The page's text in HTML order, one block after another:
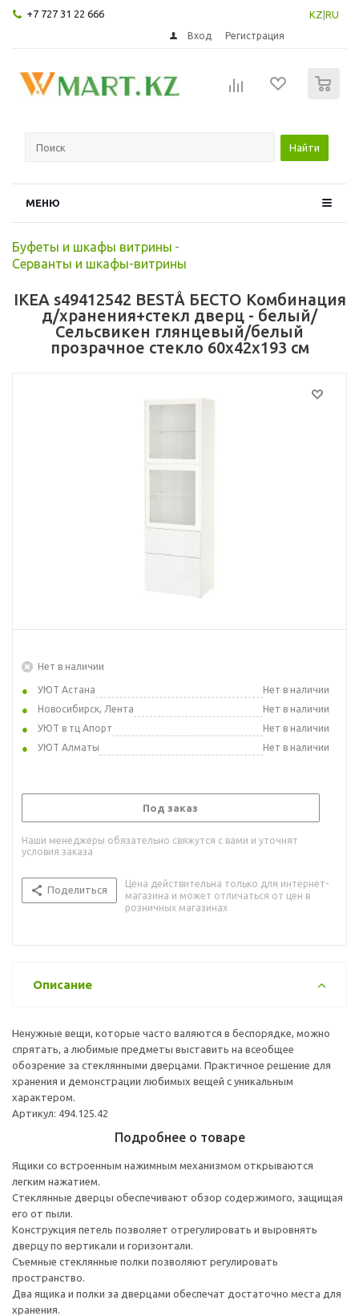
+7 727 31 22 666 KZ RU
Вход Регистрация
Найти
МЕНЮ
Буфеты и шкафы витрины -
Серванты и шкафы-витрины
IKEA s49412542 BESTÅ БЕСТО Комбинация
д/хранения+стекл дверц - белый/
Сельсвикен глянцевый/белый
прозрачное стекло 60x42x193 см
Нет в наличии
УЮТ Астана
Нет в наличии
Новосибирск, Лента
Нет в наличии
УЮТ в тц Апорт
Нет в наличии
УЮТ Алматы
Нет в наличии
Под заказ
Наши менеджеры обязательно свяжутся с вами и уточнят
условия заказа
Поделиться
Цена действительна только для интернет-
магазина и может отличаться от цен в
розничных магазинах
Описание
Ненужные вещи, которые часто валяются в беспорядке, можно
спрятать, а любимые предметы выставить на всеобщее
обозрение за стеклянными дверцами. Практичное решение для
хранения и демонстрации любимых вещей с уникальным
характером.
Артикул: 494.125.42
Подробнее о товаре
Ящики со встроенным нажимным механизмом открываются
легким нажатием.
Стеклянные дверцы обеспечивают обзор содержимого, защищая
его от пыли.
Конструкция петель позволяет отрегулировать и выровнять
дверцу по вертикали и горизонтали.
Съемные стеклянные полки позволяют регулировать
пространство.
Два ящика и полки за дверцами обеспечат достаточно места для
хранения.